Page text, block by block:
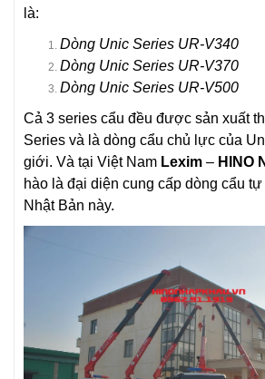
là:
Dòng Unic Series UR-V340
Dòng Unic Series UR-V370
Dòng Unic Series UR-V500
Cả 3 series cẩu đều được sản xuất
Series và là dòng cẩu chủ lực của
giới. Và tại Việt Nam Lexim – HINO
hào là đại diện cung cấp dòng cẩu
Nhật Bản này.